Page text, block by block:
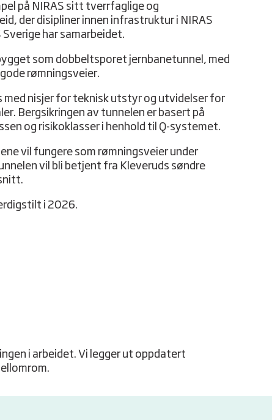
på NIRAS sitt tverrfaglige og
der disipliner innen infrastruktur i NIRAS
Sverige har samarbeidet.
som dobbeltsporet jernbanetunnel, med
rømningsveier.
med nisjer for teknisk utstyr og utvidelser for
Bergsikringen av tunnelen er basert på
og risikoklasser i henhold til Q-systemet.
vil fungere som rømningsveier under
vil bli betjent fra Kleveruds søndre
i 2026.
i arbeidet. Vi legger ut oppdatert